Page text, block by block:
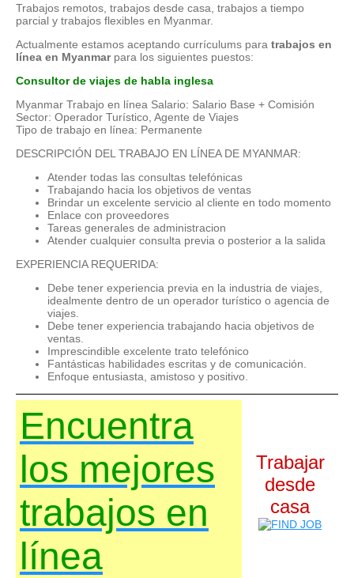
Trabajos remotos, trabajos desde casa, trabajos a tiempo
parcial y trabajos flexibles en Myanmar.
Actualmente estamos aceptando currículums para trabajos en
línea en Myanmarpara los siguientes puestos:
Consultor de viajes de habla inglesa
Myanmar Trabajo en línea Salario: Salario Base + Comisión
Sector: Operador Turístico, Agente de Viajes
Tipo de trabajo en línea: Permanente
DESCRIPCIÓN DEL TRABAJO EN LÍNEA DE MYANMAR:
Atender todas las consultas telefónicas
Trabajando hacia los objetivos de ventas
Brindar un excelente servicio al cliente en todo momento
Enlace con proveedores
Tareas generales de administracion
Atender cualquier consulta previa o posterior a la salida
EXPERIENCIA REQUERIDA:
Debe tener experiencia previa en la industria de viajes,
idealmente dentro de un operador turístico o agencia de
viajes.
Debe tener experiencia trabajando hacia objetivos de
ventas.
Imprescindible excelente trato telefónico
Fantásticas habilidades escritas y de comunicación.
Enfoque entusiasta, amistoso y positivo.
Encuentra
los mejores
trabajos en
línea
Trabajar
desde
casa